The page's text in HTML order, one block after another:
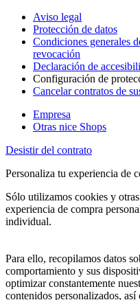
Aviso legal
Protección de datos
Condiciones generales
revocación
Declaración de
Configuración de
Cancelar contratos de
Empresa
Otras nice Shops
Desistir del contrato
Personaliza tu experiencia de
Sólo utilizamos cookies y
experiencia de compra
individual.
Para ello, recopilamos datos
comportamiento y sus
optimizar constantemente
contenidos personalizados,